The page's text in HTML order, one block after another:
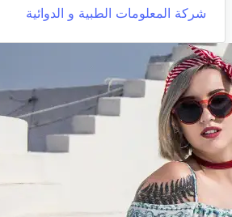
شركة المعلومات الطبية و الدوائية